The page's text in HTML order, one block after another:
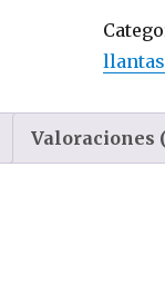
(215/
llantas
Valoraciones